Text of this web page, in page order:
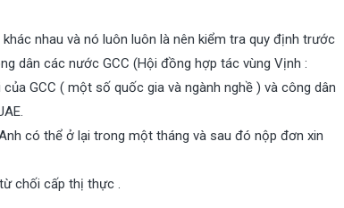
nhau và nó luôn luôn là nên kiểm tra quy định trước
dân các nước GCC (Hội đồng hợp tác vùng Vịnh :
GCC ( một số quốc gia và ngành nghề ) và công dân
có thể ở lại trong một tháng và sau đó nộp đơn xin
chối cấp thị thực .